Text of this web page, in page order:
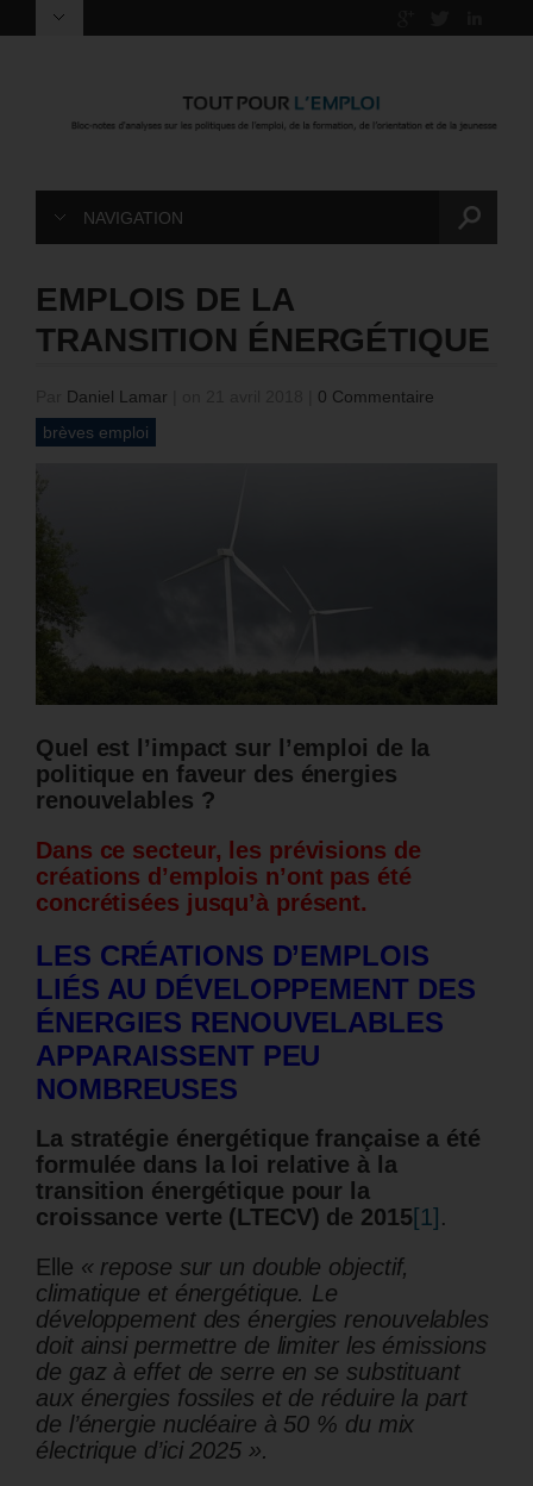
NAVIGATION
EMPLOIS DE LA
TRANSITION ÉNERGÉTIQUE
Daniel Lamar
0 Commentaire
brèves emploi
Quel est l’impact sur l’emploi de la
politique en faveur des énergies
renouvelables ?
Dans ce secteur, les prévisions de
créations d’emplois n’ont pas été
concrétisées jusqu’à présent.
LES CRÉATIONS D’EMPLOIS
LIÉS AU DÉVELOPPEMENT DES
ÉNERGIES RENOUVELABLES
APPARAISSENT PEU
NOMBREUSES
La stratégie énergétique française a été
formulée dans la loi relative à la
transition énergétique pour la
croissance verte (LTECV) de 2015[1] .
Elle « repose sur un double objectif,
climatique et énergétique. Le
développement des énergies renouvelables
doit ainsi permettre de limiter les émissions
de gaz à effet de serre en se substituant
aux énergies fossiles et de réduire la part
de l’énergie nucléaire à 50 % du mix
électrique d’ici 2025 ».